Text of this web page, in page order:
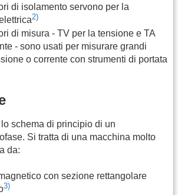
di isolamento servono per la
2)
di misura - TV per la tensione e TA
- sono usati per misurare grandi
o corrente con strumenti di portata
lo schema di principio di un
Si tratta di una macchina molto
da:
con sezione rettangolare
3)